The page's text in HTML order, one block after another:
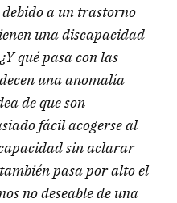
a un trastorno
una discapacidad
qué pasa con las
una anomalía
de que son
fácil acogerse al
sin aclarar
pasa por alto el
no deseable de una